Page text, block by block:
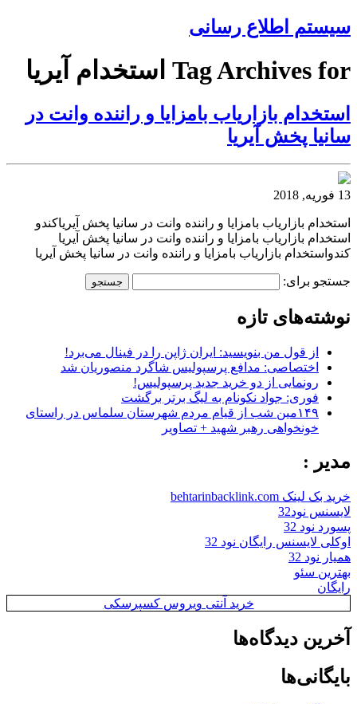
سیستم اطلاع رسانی
Tag Archives for استخدام آیریا
استخدام بازاریاب بامزایا و راننده وانت در
سانیا پخش آیریا
13 فوریه, 2018
استخدام بازاریاب بامزایا و راننده وانت در سانیا پخش آیریاکندو
استخدام بازاریاب بامزایا و راننده وانت در سانیا پخش آیریا
کندواستخدام بازاریاب بامزایا و راننده وانت در سانیا پخش آیریا
جستجو برای:
نوشته‌های تازه
از قول من بنویسید: ایران ژاپن را در فینال می‌برد!
اختصاصی: مدافع پرسپولیس شاگرد منصوریان شد
رونمایی از دو خرید جدید پرسپولیس!
فوری: جواد نکونام به لیگ برتر برگشت
۱۴۹مین شب از قیام مردم شهرستان سلماس در راستای
خونخواهی رهبر شهید + تصاویر
مدیر :
خرید بک لینک behtarinbacklink.com
لایسنس نود32
پسورد نود 32
اوکلی لایسنس رایگان نود 32
همیار نود 32
بهترین سئو
رایگان
خرید آنتی ویروس کسپرسکی
آخرین دیدگاه‌ها
بایگانی‌ها